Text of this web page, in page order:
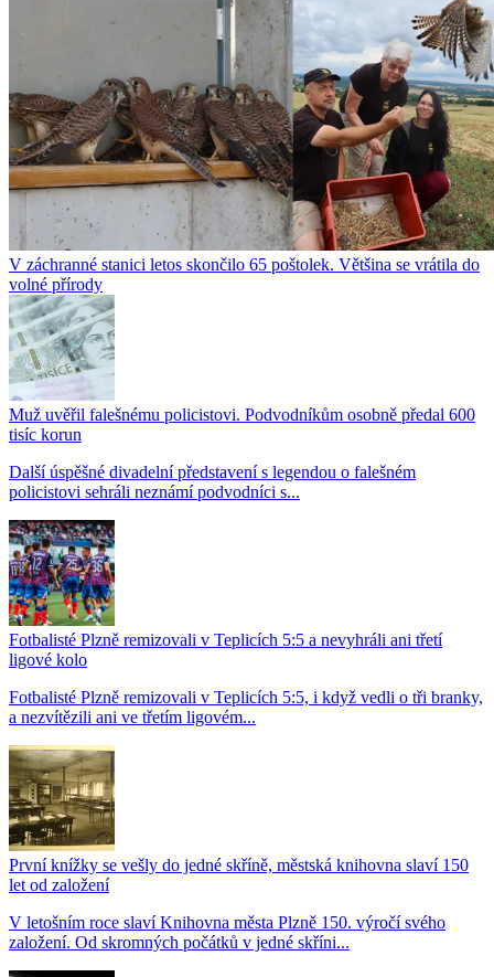
V záchranné stanici letos skončilo 65 poštolek. Většina se vrátila do
volné přírody
Muž uvěřil falešnému policistovi. Podvodníkům osobně předal 600
tisíc korun
Další úspěšné divadelní představení s legendou o falešném
policistovi sehráli neznámí podvodníci s...
Fotbalisté Plzně remizovali v Teplicích 5:5 a nevyhráli ani třetí
ligové kolo
Fotbalisté Plzně remizovali v Teplicích 5:5, i když vedli o tři branky,
a nezvítězili ani ve třetím ligovém...
První knížky se vešly do jedné skříně, městská knihovna slaví 150
let od založení
V letošním roce slaví Knihovna města Plzně 150. výročí svého
založení. Od skromných počátků v jedné skříni...